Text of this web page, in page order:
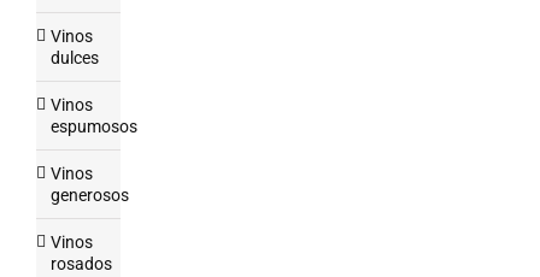
Vinos
dulces
Vinos
espumosos
Vinos
generosos
Vinos
rosados